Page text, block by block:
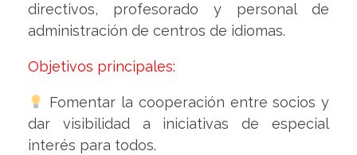
directivos, profesorado y personal de
administración de centros de idiomas.
Objetivos principales:
Fomentar la cooperación entre socios y
dar visibilidad a iniciativas de especial
interés para todos.